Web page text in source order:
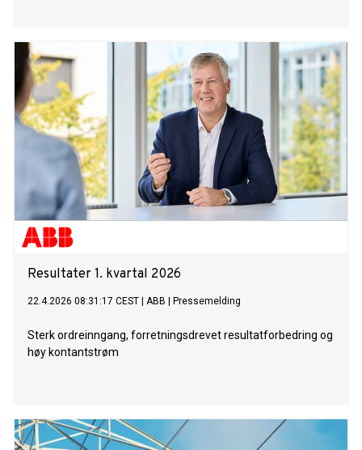
Resultater 1. kvartal 2026
22.4.2026 08:31:17 CEST ABB Pressemelding
Sterk ordreinngang, forretningsdrevet resultatforbedring og
høy kontantstrøm